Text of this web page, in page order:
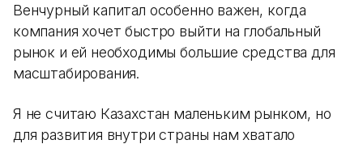
Венчурный капитал особенно важен, когда
компания хочет быстро выйти на глобальный
рынок и ей необходимы большие средства для
масштабирования.
Я не считаю Казахстан маленьким рынком, но
для развития внутри страны нам хватало